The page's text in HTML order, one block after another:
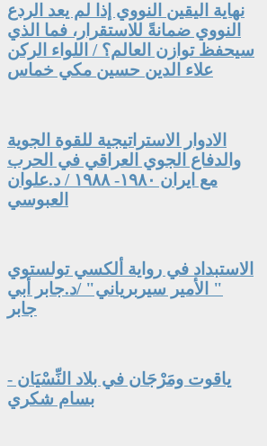
نهاية اليقين النووي إذا لم يعد الردع
النووي ضمانةً للاستقرار، فما الذي
سيحفظ توازن العالم؟ / اللواء الركن
علاء الدين حسين مكي خماس
الادوار الاستراتيجية للقوة الجوية
والدفاع الجوي العراقي في الحرب
مع ايران ١٩٨٠- ١٩٨٨ / د.علوان
العبوسي
الاستبداد في رواية ألكسي تولستوي
" الأمير سيربرياني" /د.جابر أبي
جابر
ياقوت ومَرْجَان في بلاد النِّسْيَان -
بسام شكري